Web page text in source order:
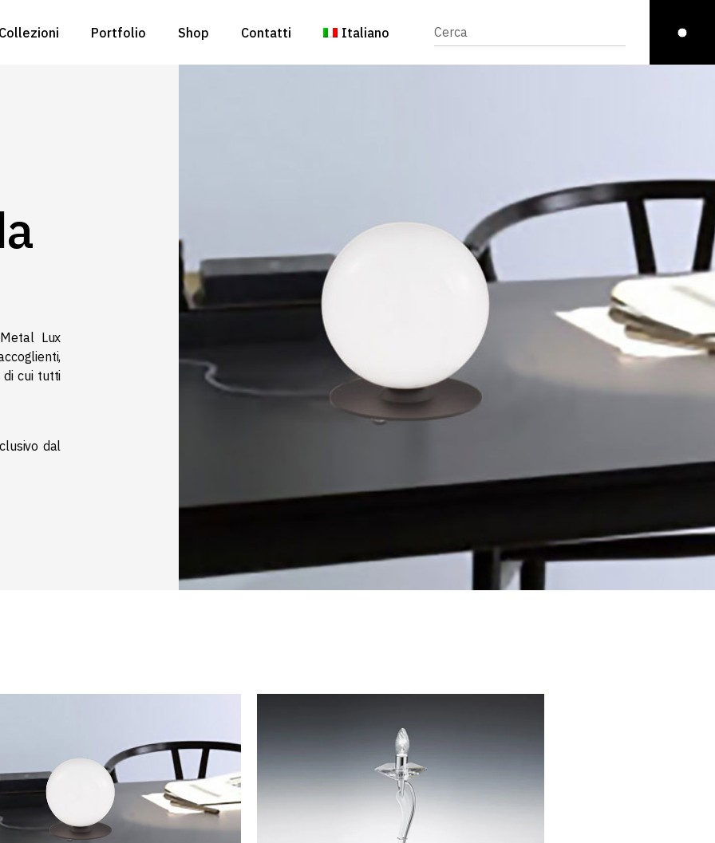
Portfolio Shop Contatti Italiano
English Inglese)
Lux
di cui tutti
dal